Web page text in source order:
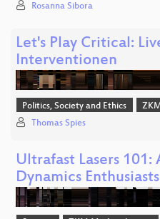
Rosanna Sibora
Let's Play Critical:
Interventionen
Politics, Society and Ethics
Thomas Spies
Ultrafast Lasers
Dynamics Enthusiasts